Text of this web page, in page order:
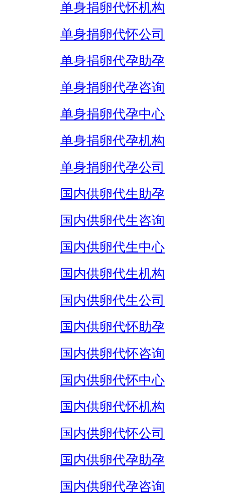
单身捐卵代怀机构
单身捐卵代怀公司
单身捐卵代孕助孕
单身捐卵代孕咨询
单身捐卵代孕中心
单身捐卵代孕机构
单身捐卵代孕公司
国内供卵代生助孕
国内供卵代生咨询
国内供卵代生中心
国内供卵代生机构
国内供卵代生公司
国内供卵代怀助孕
国内供卵代怀咨询
国内供卵代怀中心
国内供卵代怀机构
国内供卵代怀公司
国内供卵代孕助孕
国内供卵代孕咨询